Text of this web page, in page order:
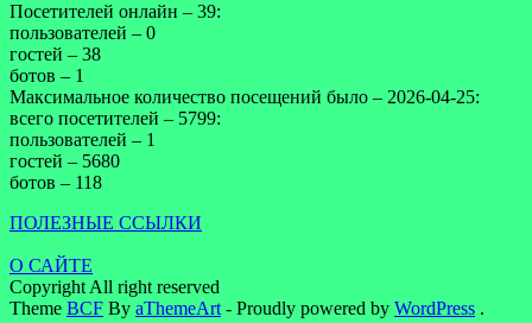
Посетителей онлайн – 39:
пользователей – 0
гостей – 38
ботов – 1
Максимальное количество посещений было – 2026-04-25:
всего посетителей – 5799:
пользователей – 1
гостей – 5680
ботов – 118
ПОЛЕЗНЫЕ ССЫЛКИ
О САЙТЕ
Copyright All right reserved
Theme BCF By aThemeArt - Proudly powered by WordPress .